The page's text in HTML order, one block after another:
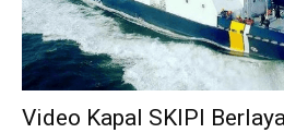
Video Kapal SKIPI